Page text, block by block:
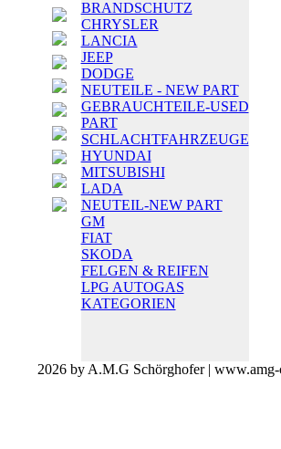
BRANDSCHUTZ
CHRYSLER
LANCIA
JEEP
DODGE
NEUTEILE - NEW PART
GEBRAUCHTEILE-USED
PART
SCHLACHTFAHRZEUGE
HYUNDAI
MITSUBISHI
LADA
NEUTEIL-NEW PART
GM
FIAT
SKODA
FELGEN & REIFEN
LPG AUTOGAS
KATEGORIEN
2026 by A.M.G Schörghofer |